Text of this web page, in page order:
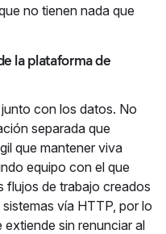
no tienen nada que
la plataforma de
con los datos. No
separada que
que mantener viva
equipo con el que
flujos de trabajo creados
vía HTTP, por lo
sin renunciar al